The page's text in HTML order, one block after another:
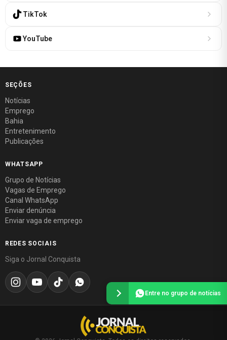
TikTok
YouTube
SEÇÕES
Notícias
Emprego
Bahia
Entretenimento
Publicações
WHATSAPP
Grupo de Notícias
Vagas de Emprego
Canal WhatsApp
Enviar denúncia
Enviar vaga de emprego
REDES SOCIAIS
Siga o Jornal Conquista
Entre no grupo de notícias